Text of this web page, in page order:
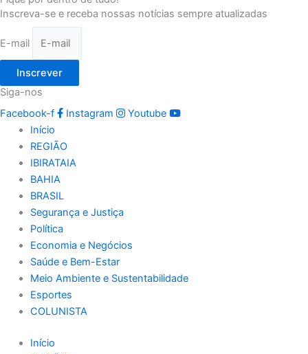
Inscreva-se e receba nossas notícias sempre atualizadas
E-mail
Inscrever
Siga-nos
Facebook-f
Instagram
Youtube
Início
REGIÃO
IBIRATAIA
BAHIA
BRASIL
Segurança e Justiça
Política
Economia e Negócios
Saúde e Bem-Estar
Meio Ambiente e Sustentabilidade
Esportes
COLUNISTA
Início